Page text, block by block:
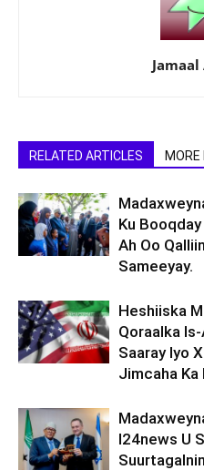
Jamaal
RELATED ARTICLES
Ku
Ah Oo
Sameeyay.
Heshiiska
Qoraalka
Saaray Iyo
Jimcaha
I24news U